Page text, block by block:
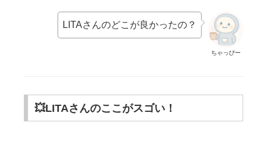
ちゃっぴー
LITAさんのどこが良かったの？
💥LITAさんのここがスゴい！